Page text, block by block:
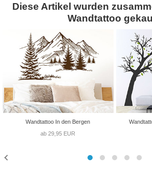
Diese Artikel wurden
Wandtattoo
Wandtattoo In den Bergen
ab 29,95 EUR